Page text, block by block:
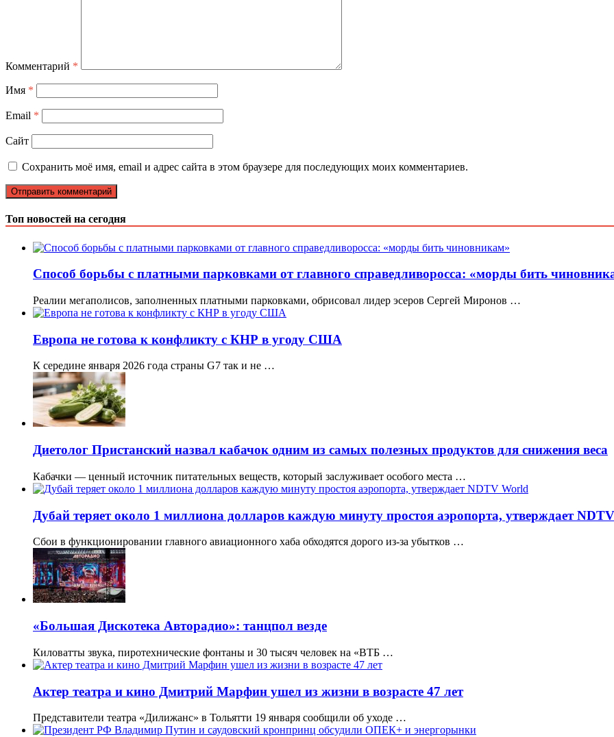
Комментарий *
Имя *
Email *
Сайт
Сохранить моё имя, email и адрес сайта в этом браузере для последующих моих комментариев.
Топ новостей на сегодня
Способ борьбы с платными парковками от главного справедливоросса: «морды бить
Реалии мегаполисов, заполненных платными парковками, обрисовал лидер эсеров Сергей Миронов …
Европа не готова к конфликту с КНР в угоду США
К середине января 2026 года страны G7 так и не …
Диетолог Пристанский назвал кабачок одним из самых полезных продуктов для снижения веса
Кабачки — ценный источник питательных веществ, который заслуживает особого места …
Дубай теряет около 1 миллиона долларов каждую минуту простоя аэропорта, утверждает
Сбои в функционировании главного авиационного хаба обходятся дорого из-за убытков …
«Большая Дискотека Авторадио»: танцпол везде
Киловатты звука, пиротехнические фонтаны и 30 тысяч человек на «ВТБ …
Актер театра и кино Дмитрий Марфин ушел из жизни в возрасте 47 лет
Представители театра «Дилижанс» в Тольятти 19 января сообщили об уходе …